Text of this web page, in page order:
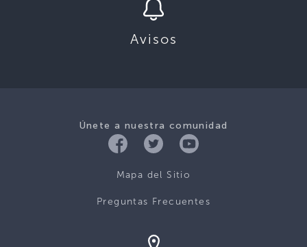
Avisos
Únete a nuestra comunidad
Mapa del Sitio
Preguntas Frecuentes